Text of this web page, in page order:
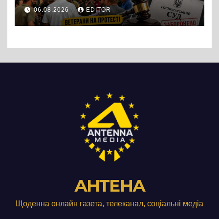
протест до стін
підприємства ТОВ «Омега
Три», що займається
06.08.2026 EDITOR
АНТЕНА
Щоденна онлайн газета, телеканал, соціальні медіа